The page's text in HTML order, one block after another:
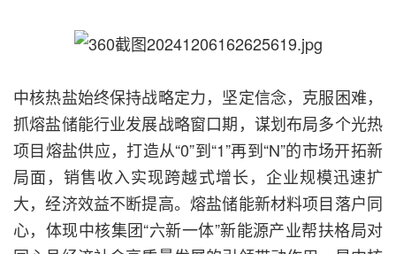
中核热盐始终保持战略定力，坚定信念，克服困难，
抓熔盐储能行业发展战略窗口期，谋划布局多个光热
项目熔盐供应，打造从“0”到“1”再到“N”的市场开拓新
局面，销售收入实现跨越式增长，企业规模迅速扩
大，经济效益不断提高。熔盐储能新材料项目落户同
心，体现中核集团“六新一体”新能源产业帮扶格局对